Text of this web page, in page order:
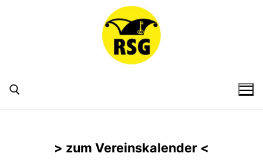
> zum Vereinskalender <